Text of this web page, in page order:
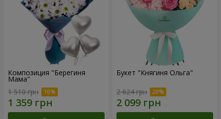
Композиция "Берегиня
Мама"
1 510 грн
Букет "Княгиня Ольга"
2 624 грн